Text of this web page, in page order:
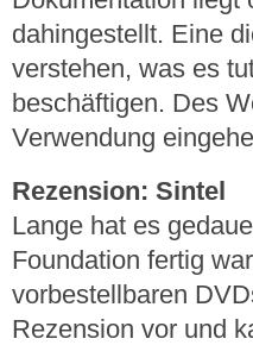
dahingestellt. Eine
verstehen, was es
beschäftigen. Des
Verwendung
Rezension: Sintel
Lange hat es
Foundation fertig
vorbestellbaren
Rezension vor und